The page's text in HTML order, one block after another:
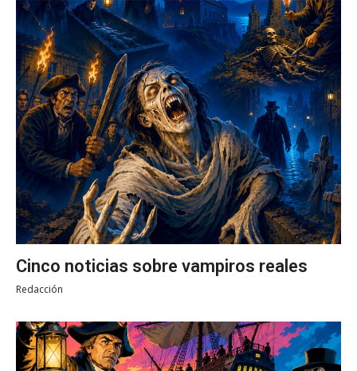
Cinco noticias sobre vampiros reales
Redacción